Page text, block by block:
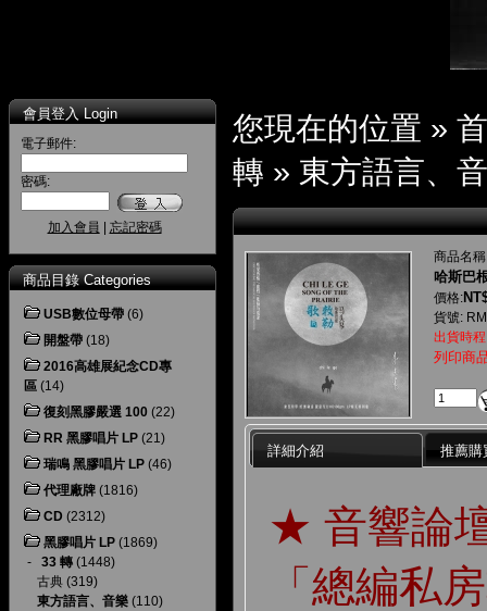
會員登入 Login
電子郵件:
密碼:
加入會員 忘記密碼
商品目錄 Categories
USB數位母帶 (6)
開盤帶 (18)
2016高雄展紀念CD專
區 (14)
復刻黑膠嚴選 100 (22)
RR 黑膠唱片 LP (21)
瑞鳴 黑膠唱片 LP (46)
代理廠牌 (1816)
CD (2312)
黑膠唱片 LP (1869)
- 33 轉 (1448)
古典 (319)
東方語言、音樂 (110)
您現在的位置 »
轉 » 東方語言、
商品名
哈斯巴
價格:
貨號:
出貨時
列印商
詳細介紹 推薦購
★ 音響論
「總編私